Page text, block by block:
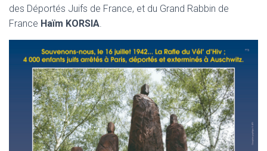
des Déportés Juifs de France, et du Grand Rabbin de
France Haïm KORSIA.